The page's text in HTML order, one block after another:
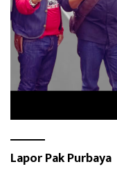
Lapor Pak Purbaya